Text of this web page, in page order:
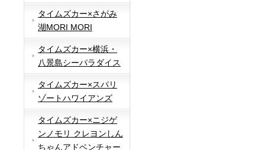
タイムズカー×さがみ
湖MORI MORI
タイムズカー×横浜・
八景島シーパラダイス
タイムズカー×スパリ
ゾートハワイアンズ
タイムズカー×ニジゲ
ンノモリ クレヨンしん
ちゃんアドベンチャー